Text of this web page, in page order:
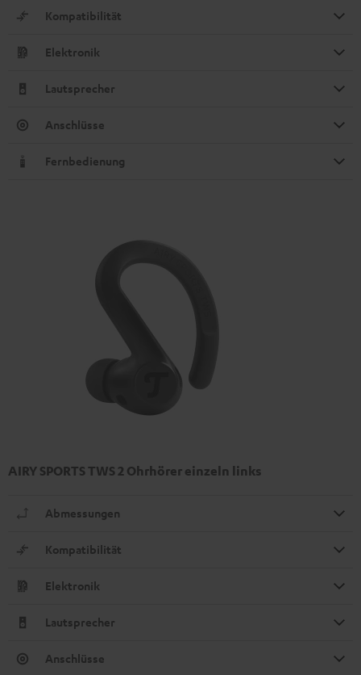
Kompatibilität
Elektronik
Lautsprecher
Anschlüsse
Fernbedienung
AIRY SPORTS TWS 2 Ohrhörer einzeln links
Abmessungen
Kompatibilität
Elektronik
Lautsprecher
Anschlüsse